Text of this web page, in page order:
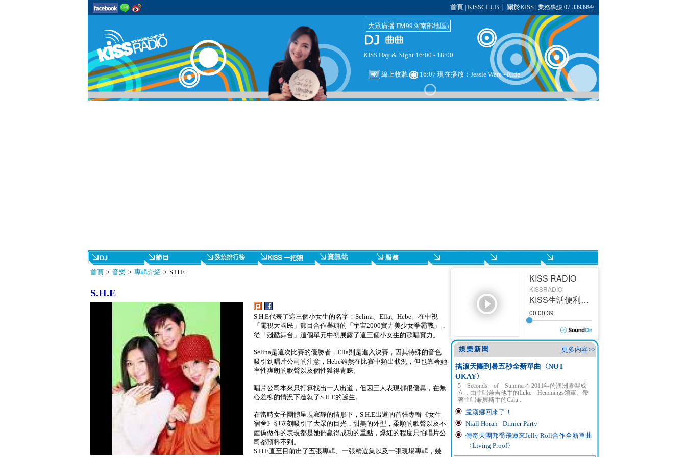
首頁 KISSCLUB 關於KISS| 業務專線 07-3393999
大眾廣播 FM99.9(南部地區)
KISS Day & Night 16:00 - 18:00
線上收聽 16:07 現在播放：Jessie Ware - Ride
首頁> 音樂> 專輯介紹 > S.H.E
S.H.E
S.H.E代表了這三個小女生的名字：Selina、Ella、Hebe。在中視
「電視大國民」節目合作舉辦的「宇宙2000實力美少女爭霸戰」，
從「殘酷舞台」這個單元中初展露了這三個小女生的歌唱實力。
Selina是這次比賽的優勝者，Ella則是進入決賽，因其特殊的音色
吸引到唱片公司的注意，Hebe雖然在比賽中頻出狀況，但也靠著她
率性爽朗的歌聲以及個性獲得青睞。
唱片公司本來只打算找出一人出道，但因三人表現都很優異，在無
心差柳的情況下造就了S.H.E的誕生。
在當時女子團體呈現寂靜的情形下，S.H.E出道的首張專輯《女生
宿舍》卻立刻吸引了大眾的目光，甜美的外型，柔順的歌聲以及不
虛偽做作的表現都是她們贏得成功的重點，爆紅的程度只怕唱片公
司都預料不到。
S.H.E直至目前出了五張專輯、一張精選集以及一張現場專輯，幾
更多內容>>
娛樂新聞
搖滾天團到暑五秒全新單曲〈NOT
OKAY〉
5 Seconds of Summer在2011年的澳洲雪梨成
立，由主唱兼吉他手的Luke Hemmings領軍、帶
著主唱兼貝斯手的Calu...
孟漢娜回來了！
Niall Horan - Dinner Party
傳奇天團邦喬飛邀來Jelly Roll合作全新單曲
〈Living Proof〉